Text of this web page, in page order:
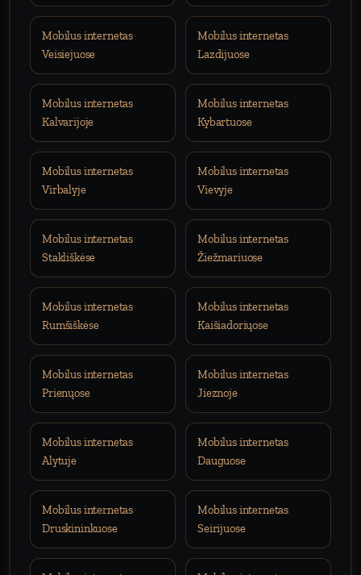
Mobilus internetas
Veisiejuose
Mobilus internetas
Lazdijuose
Mobilus internetas
Kalvarijoje
Mobilus internetas
Kybartuose
Mobilus internetas
Virbalyje
Mobilus internetas
Vievyje
Mobilus internetas
Stakliškėse
Mobilus internetas
Žiežmariuose
Mobilus internetas
Rumšiškėse
Mobilus internetas
Kaišiadoriųose
Mobilus internetas
Prienųose
Mobilus internetas
Jieznoje
Mobilus internetas
Alytuje
Mobilus internetas
Dauguose
Mobilus internetas
Druskininkuose
Mobilus internetas
Seirijuose